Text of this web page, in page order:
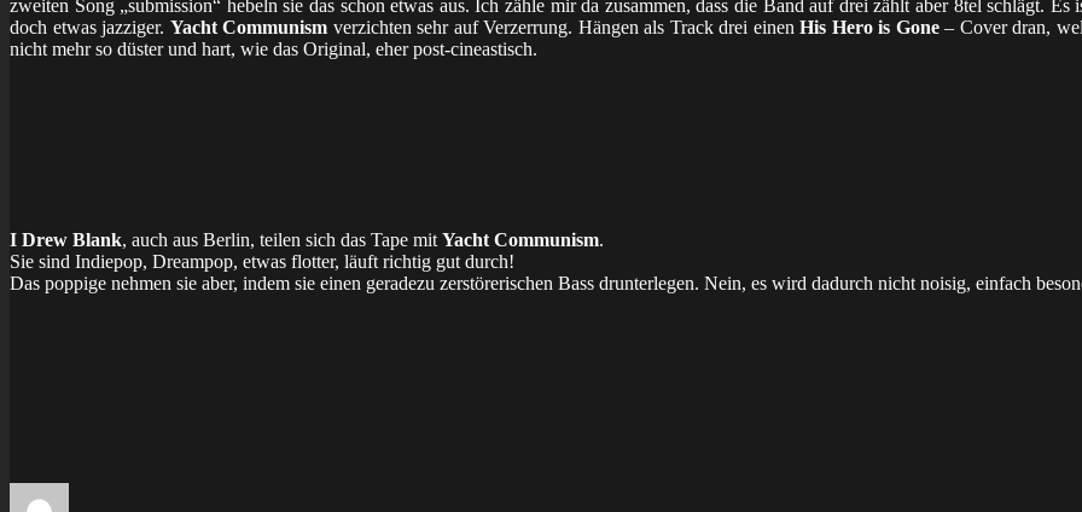
zweiten Song „submission“ hebeln sie das schon etwas aus. Ich zähle mir da zusammen, dass die Band auf drei zählt aber 8tel schlägt.
doch etwas jazziger. Yacht Communism verzichten sehr auf Verzerrung. Hängen als Track drei einen His Hero is Gone– Cover dran,
nicht mehr so düster und hart, wie das Original, eher post-cineastisch.
I Drew Blank, auch aus Berlin, teilen sich das Tape mit Yacht Communism.
Sie sind Indiepop, Dreampop, etwas flotter, läuft richtig gut durch!
Das poppige nehmen sie aber, indem sie einen geradezu zerstörerischen Bass drunterlegen. Nein, es wird dadurch nicht noisig, einfach